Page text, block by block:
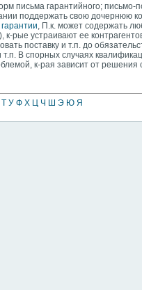
письма гарантийного; письмо-
поддержать свою дочернюю
гарантии , П.к. может содержать
рые устраивают ее
поставку и т.п. до
В спорных случаях
к-рая зависит от решения
Т У Ф Х Ц Ч Ш Э Ю Я